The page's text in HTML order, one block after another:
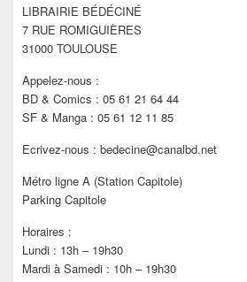
barre
latérale
LIBRAIRIE BÉDÉCINÉ
7 RUE ROMIGUIÈRES
31000 TOULOUSE
Appelez-nous :
BD & Comics : 05 61 21 64 44
SF & Manga : 05 61 12 11 85
Ecrivez-nous : bedecine@canalbd.net
Métro ligne A (Station Capitole)
Parking Capitole
Horaires :
Lundi : 13h – 19h30
Mardi à Samedi : 10h – 19h30